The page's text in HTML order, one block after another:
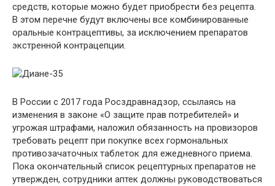
средств, которые можно будет приобрести без рецепта.
В этом перечне будут включены все комбинированные
оральные контрацептивы, за исключением препаратов
экстренной контрацепции.
В России с 2017 года Росздравнадзор, ссылаясь на
изменения в законе «О защите прав потребителей» и
угрожая штрафами, наложил обязанность на провизоров
требовать рецепт при покупке всех гормональных
противозачаточных таблеток для ежедневного приема.
Пока окончательный список рецептурных препаратов не
утвержден, сотрудники аптек должны руководствоваться